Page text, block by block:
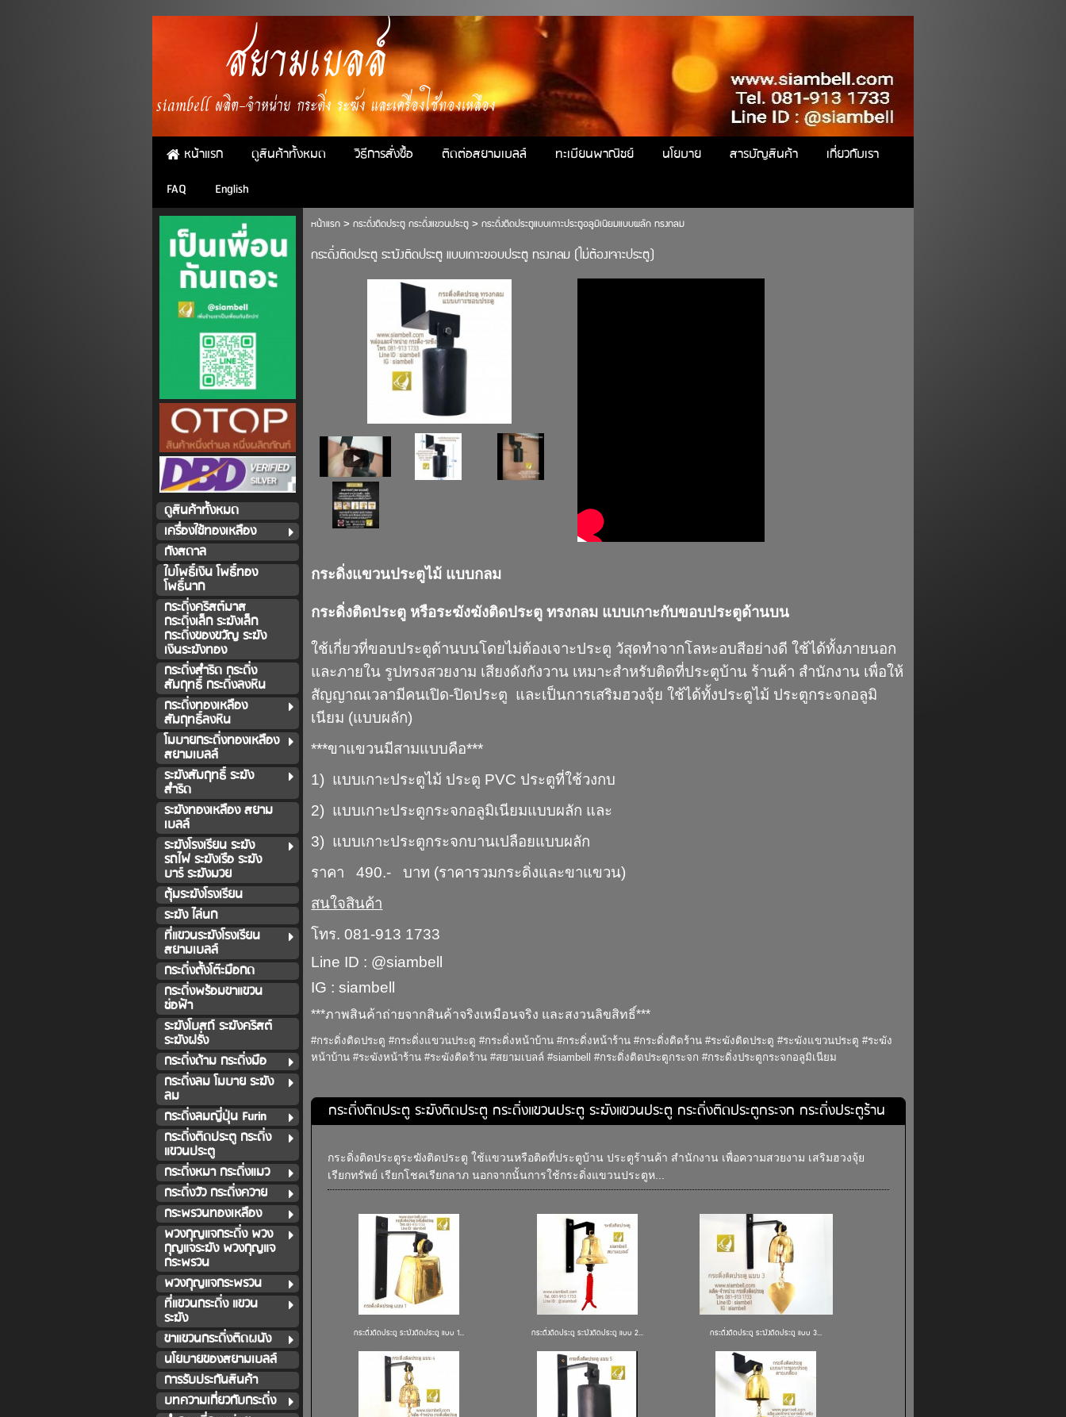
สยามเบลล์
siambell ผลิต-จำหน่าย กระดิ่ง ระฆัง และเครื่องใช้ทองเหลือง
หน้าแรก ดูสินค้าทั้งหมด วิธีการสั่งซื้อ ติดต่อสยามเบลล์ ทะเบียนพาณิชย์ นโยบาย สารบัญสินค้า
เกี่ยวกับเรา
FAQ
English
ดูสินค้าทั้งหมด
เครื่องใช้ทองเหลือง
กังสดาล
ใบโพธิ์เงิน โพธิ์ทอง
โพธิ์นาก
กระดิ่งคริสต์มาส
กระดิ่งเล็ก ระฆังเล็ก
กระดิ่งของขวัญ ระฆัง
เงินระฆังทอง
กระดิ่งสำริด กระดิ่ง
สัมฤทธิ์ กระดิ่งลงหิน
กระดิ่งทองเหลือง
สัมฤทธิ์ลงหิน
โมบายกระดิ่งทองเหลือง
สยามเบลล์
ระฆังสัมฤทธิ์ ระฆัง
สำริด
ระฆังทองเหลือง สยาม
เบลล์
ระฆังโรงเรียน ระฆัง
รถไฟ ระฆังเรือ ระฆัง
บาร์ ระฆังมวย
ตุ้มระฆังโรงเรียน
ระฆัง ไล่นก
ที่แขวนระฆังโรงเรียน
สยามเบลล์
กระดิ่งตั้งโต๊ะมือกด
กระดิ่งพร้อมขาแขวน
ช่อฟ้า
ระฆังโบสถ์ ระฆังคริสต์
ระฆังฝรั่ง
กระดิ่งด้าม กระดิ่งมือ
กระดิ่งลม โมบาย ระฆัง
ลม
กระดิ่งลมญี่ปุ่น Furin
กระดิ่งติดประตู กระดิ่ง
แขวนประตู
กระดิ่งหมา กระดิ่งแมว
กระดิ่งวัว กระดิ่งควาย
กระพรวนทองเหลือง
พวงกุญแจกระดิ่ง พวง
กุญแจระฆัง พวงกุญแจ
กระพรวน
พวงกุญแจกระพรวน
ที่แขวนกระดิ่ง แขวน
ระฆัง
ขาแขวนกระดิ่งติดผนัง
นโยบายของสยามเบลล์
การรับประกันสินค้า
บทความเกี่ยวกับกระดิ่ง
หน้าแรก> กระดิ่งติดประตู กระดิ่งแขวนประตู> กระดิ่งติดประตูแบบเกาะประตูอลูมิเนียมแบบผลัก ทรงกลม
กระดิ่งติดประตู ระฆังติดประตู แบบเกาะขอบประตู ทรงกลม (ไม่ต้องเจาะประตู)
กระดิ่งแขวนประตูไม้ แบบกลม
กระดิ่งติดประตู หรือระฆังฆังติดประตู ทรงกลม แบบเกาะกับขอบประตูด้านบน
ใช้เกี่ยวที่ขอบประตูด้านบนโดยไม่ต้องเจาะประตู วัสุดทำจากโลหะอบสีอย่างดี ใช้ได้ทั้งภายนอก
และภายใน รูปทรงสวยงาม เสียงดังกังวาน เหมาะสำหรับติดที่ประตูบ้าน ร้านค้า สำนักงาน เพื่อให้
สัญญาณเวลามีคนเปิด-ปิดประตู และเป็นการเสริมฮวงจุ้ย ใช้ได้ทั้งประตูไม้ ประตูกระจกอลูมิ
เนียม (แบบผลัก)
***ขาแขวนมีสามแบบคือ***
1) แบบเกาะประตูไม้ ประตู PVC ประตูที่ใช้วงกบ
2) แบบเกาะประตูกระจกอลูมิเนียมแบบผลัก และ
3) แบบเกาะประตูกระจกบานเปลือยแบบผลัก
ราคา 490.- บาท (ราคารวมกระดิ่งและขาแขวน)
สนใจสินค้า
โทร. 081-913 1733
Line ID : @siambell
IG : siambell
***ภาพสินค้าถ่ายจากสินค้าจริงเหมือนจริง และสงวนลิขสิทธิ์***
#กระดิ่งติดประตู #กระดิ่งแขวนประตู #กระดิ่งหน้าบ้าน #กระดิ่งหน้าร้าน #กระดิ่งติดร้าน #ระฆังติดประตู #ระฆังแขวนประตู #ระฆัง
หน้าบ้าน #ระฆังหน้าร้าน #ระฆังติดร้าน #สยามเบลล์ #siambell #กระดิ่งติดประตูกระจก #กระดิ่งประตูกระจกอลูมิเนียม
กระดิ่งติดประตู ระฆังติดประตู กระดิ่งแขวนประตู ระฆังแขวนประตู กระดิ่งติดประตูกระจก กระดิ่งประตูร้าน
กระดิ่งติดประตูระฆังติดประตู ใช้แขวนหรือติดที่ประตูบ้าน ประตูร้านค้า สำนักงาน เพื่อความสวยงาม เสริมฮวงจุ้ย
เรียกทรัพย์ เรียกโชคเรียกลาภ นอกจากนั้นการใช้กระดิ่งแขวนประตูห...
กระดิ่งติดประตู ระฆังติดประตู แบบ 1... กระดิ่งติดประตู ระฆังติดประตู แบบ 2... กระดิ่งติดประตู ระฆังติดประตู แบบ 3...